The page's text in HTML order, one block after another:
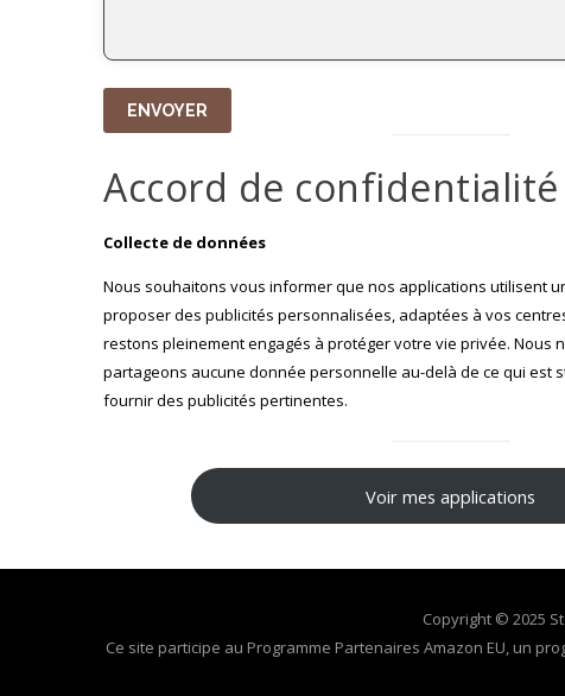
Accord de confidentialité
Collecte de données
Nous souhaitons vous informer que nos applications utilisent
proposer des publicités personnalisées, adaptées à vos
restons pleinement engagés à protéger votre vie privée. Nous
partageons aucune donnée personnelle au-delà de ce qui est
fournir des publicités pertinentes.
Voir mes applications
Copyright © 2025
Ce site participe au Programme Partenaires Amazon EU, un